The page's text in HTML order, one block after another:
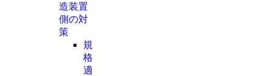
造装置
側の対
策
規
格
適